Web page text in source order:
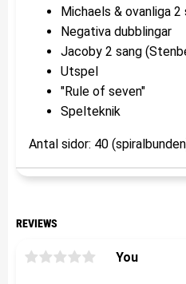
Michaels & ovanliga 2
Negativa dubblingar
Jacoby 2 sang
Utspel
"Rule of seven"
Spelteknik
Antal sidor: 40
REVIEWS
You